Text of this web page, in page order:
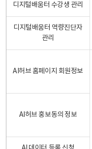
디지털배움터 수강생 관리
디지털배움터 역량진단자
관리
AI허브 홈페이지 회원정보
AI허브 홍보동의 정보